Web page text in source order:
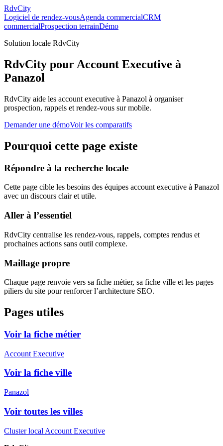
RdvCity
Logiciel de rendez-vousAgenda commercialCRM
commercialProspection terrainDémo
Solution locale RdvCity
RdvCity pour Account Executive à
Panazol
RdvCity aide les account executive à Panazol à organiser
prospection, rappels et rendez-vous sur mobile.
Demander une démoVoir les comparatifs
Pourquoi cette page existe
Répondre à la recherche locale
Cette page cible les besoins des équipes account executive à Panazol
avec un discours clair et utile.
Aller à l’essentiel
RdvCity centralise les rendez-vous, rappels, comptes rendus et
prochaines actions sans outil complexe.
Maillage propre
Chaque page renvoie vers sa fiche métier, sa fiche ville et les pages
piliers du site pour renforcer l’architecture SEO.
Pages utiles
Voir la fiche métier
Account Executive
Voir la fiche ville
Panazol
Voir toutes les villes
Cluster local Account Executive